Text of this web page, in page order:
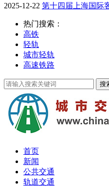
2025-12-22 第十四届上海国际
热门搜索：
高铁
轻轨
城市轻轨
高速铁路
首页
新闻
公共交通
轨道交通